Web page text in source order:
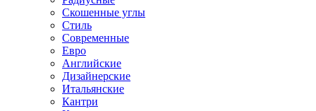
Скошенные углы
Стиль
Современные
Евро
Английские
Дизайнерские
Итальянские
Кантри